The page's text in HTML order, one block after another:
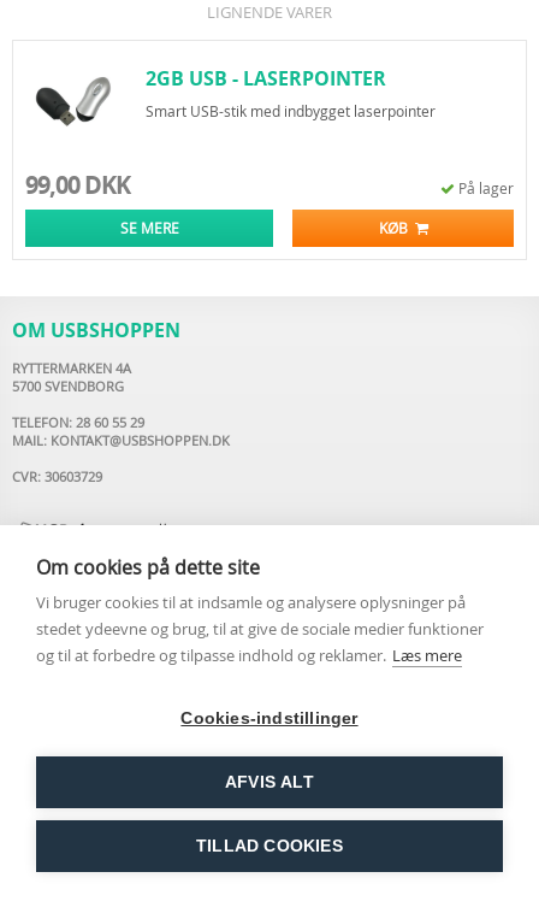
LUK
LEVERING DAG-TIL-DAG VED BESTILLING FØR KL.
LIGNENDE VARER
2GB USB - LASERPOINTER
Smart USB-stik med indbygget laserpointer
99,00 DKK På lager
SE MERE KØB
OM USBSHOPPEN
RYTTERMARKEN 4A
5700 SVENDBORG
TELEFON: 28 60 55 29
MAIL: KONTAKT@USBSHOPPEN.DK
CVR: 30603729
INFORMATION
COOKIEPOLITIK
Om cookies på dette site
Vi bruger cookies til at indsamle og analysere oplysninger på
stedet ydeevne og brug, til at give de sociale medier funktioner
og til at forbedre og tilpasse indhold og reklamer. Læs mere
Cookies-indstillinger
AFVIS ALT
TILLAD COOKIES